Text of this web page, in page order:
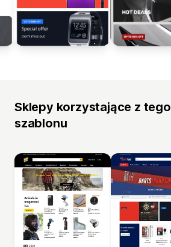
Sklepy korzystające z tego
szablonu